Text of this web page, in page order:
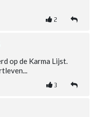
2
op de Karma Lijst.
3